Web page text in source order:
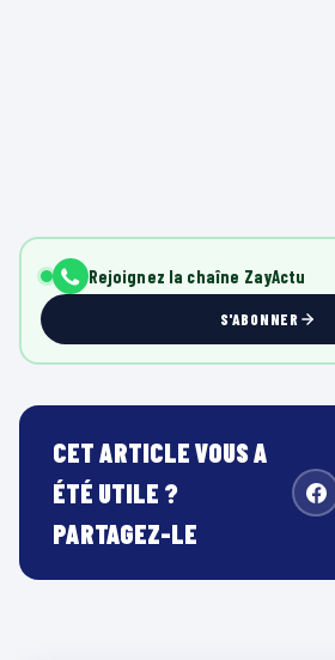
Rejoignez la chaîne ZayActu
S'ABONNER
CET ARTICLE VOUS A
ÉTÉ UTILE ?
PARTAGEZ-LE